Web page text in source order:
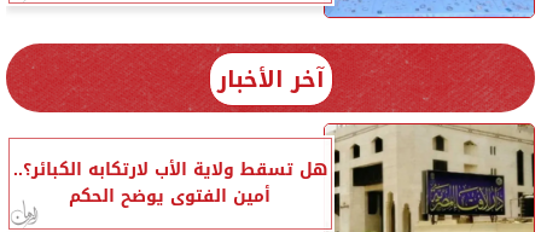
آخر الأخبار
هل تسقط ولاية الأب لارتكابه الكبائر؟..
أمين الفتوى يوضح الحكم